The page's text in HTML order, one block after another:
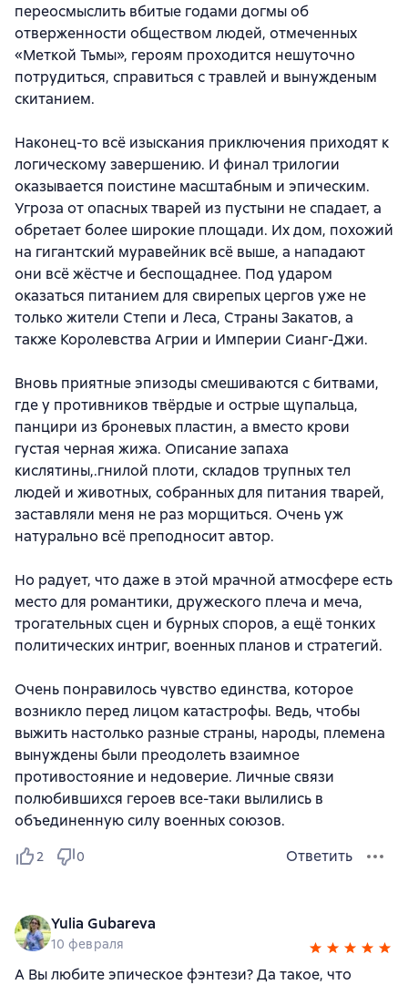
переосмыслить вбитые годами догмы об
отверженности обществом людей, отмеченных
«Меткой Тьмы», героям проходится нешуточно
потрудиться, справиться с травлей и вынужденым
скитанием.
Наконец-то всё изыскания приключения приходят к
логическому завершению. И финал трилогии
оказывается поистине масштабным и эпическим.
Угроза от опасных тварей из пустыни не спадает, а
обретает более широкие площади. Их дом, похожий
на гигантский муравейник всё выше, а нападают
они всё жёстче и беспощаднее. Под ударом
оказаться питанием для свирепых цергов уже не
только жители Степи и Леса, Страны Закатов, а
также Королевства Агрии и Империи Сианг-Джи.
Вновь приятные эпизоды смешиваются с битвами,
где у противников твёрдые и острые щупальца,
панцири из броневых пластин, а вместо крови
густая черная жижа. Описание запаха
кислятины,.гнилой плоти, складов трупных тел
людей и животных, собранных для питания тварей,
заставляли меня не раз морщиться. Очень уж
натурально всё преподносит автор.
Но радует, что даже в этой мрачной атмосфере есть
место для романтики, дружеского плеча и меча,
трогательных сцен и бурных споров, а ещё тонких
политических интриг, военных планов и стратегий.
Очень понравилось чувство единства, которое
возникло перед лицом катастрофы. Ведь, чтобы
выжить настолько разные страны, народы, племена
вынуждены были преодолеть взаимное
противостояние и недоверие. Личные связи
полюбившихся героев все-таки вылились в
объединенную силу военных союзов.
2 0 Ответить
Yulia Gubareva
10 февраля
А Вы любите эпическое фэнтези? Да такое, что